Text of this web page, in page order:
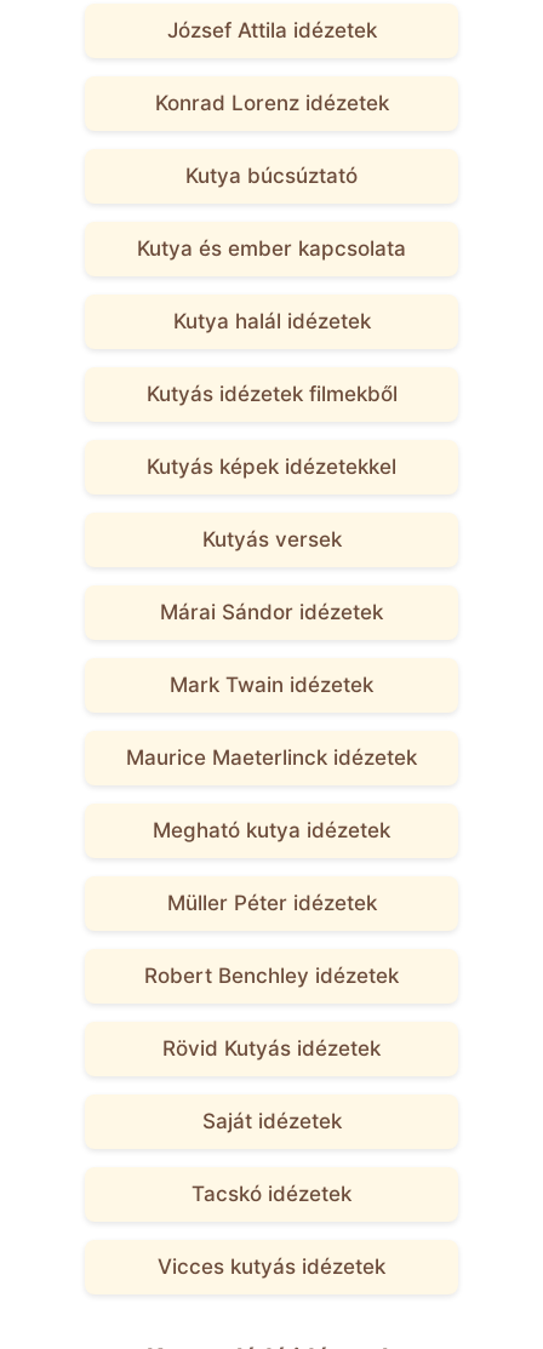
József Attila idézetek
Konrad Lorenz idézetek
Kutya búcsúztató
Kutya és ember kapcsolata
Kutya halál idézetek
Kutyás idézetek filmekből
Kutyás képek idézetekkel
Kutyás versek
Márai Sándor idézetek
Mark Twain idézetek
Maurice Maeterlinck idézetek
Megható kutya idézetek
Müller Péter idézetek
Robert Benchley idézetek
Rövid Kutyás idézetek
Saját idézetek
Tacskó idézetek
Vicces kutyás idézetek